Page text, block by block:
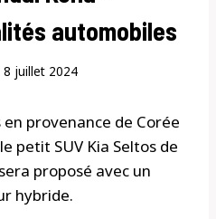
automobiles
8 juillet 2024
provenance de Corée
petit SUV Kia Seltos de
proposé avec un
hybride.